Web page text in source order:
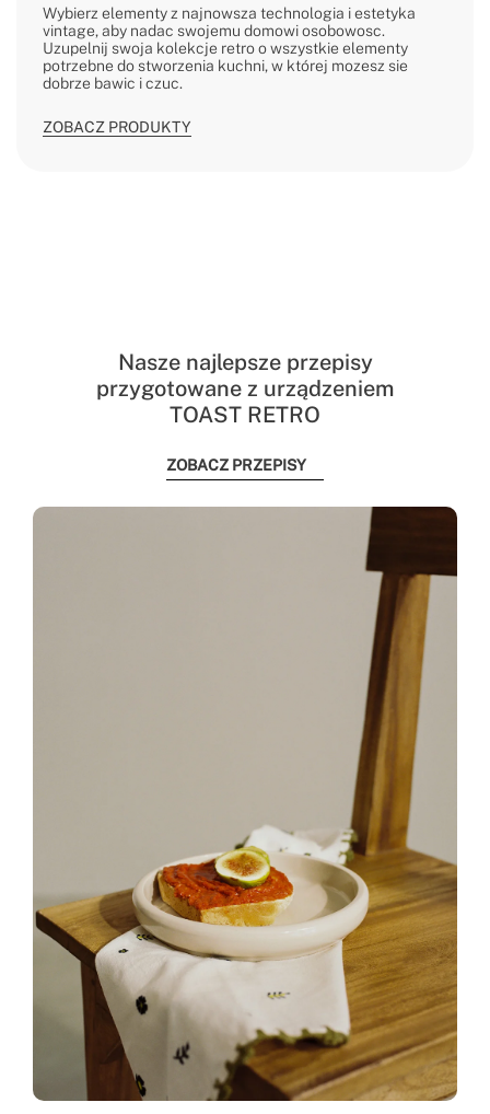
Wybierz elementy z najnowsza technologia i estetyka
vintage, aby nadac swojemu domowi osobowosc.
Uzupelnij swoja kolekcje retro o wszystkie elementy
potrzebne do stworzenia kuchni, w której mozesz sie
dobrze bawic i czuc.
ZOBACZ PRODUKTY
Nasze najlepsze przepisy
przygotowane z urządzeniem
TOAST RETRO
ZOBACZ PRZEPISY